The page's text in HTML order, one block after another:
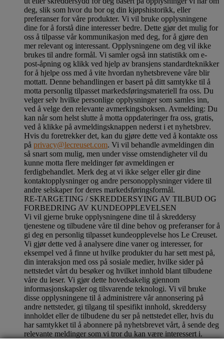
deg, slik som hvor du bor og din kjøpshistorikk, eller
preferanser for våre produkter. Vi vil bruke opplysningene
dine for å forstå dine interesser bedre. Dette gjør det mulig for
oss å tilpasse vår kommunikasjon med deg, for å gjøre den
mer relevant og interessant. Opplysningene om deg vil ikke
brukes til andre formål. Vi samler også inn statistikk om e-
post-åpning og klikk ved hjelp av bransjens standardteknikker
for å hjelpe oss med å vite hvordan nyhetsbrevene våre blir
mottatt. Denne behandlingen er basert på ditt samtykke til å
motta personlig tilpasset markedsføringsmateriell fra oss. Du
velger selv hvilke personlige opplysninger som samles inn,
ved å velge den relevante avmerkingsboksen. Avmelding: Du
kan når som helst slutte å motta oppdateringer fra oss, gratis,
ved å klikke på avmeldingsknappen nederst i et nyhetsbrev.
Hvis du foretrekker det, kan du gjøre dette ved å kontakte oss
på privacy@lecreuset.com. Vi vil behandle avmeldingen din
så snart som mulig, men under visse omstendigheter vil du
kunne motta flere meldinger før avmeldingen er
ferdigbehandlet. Merk deg at vi ikke selger eller gir dine
kontaktopplysninger og andre personopplysninger videre til
andre selskaper for deres markedsføringsformål.
RE-TARGETING / SKREDDERSYING AV TILBUD OG
FORBEDRING AV KUNDEOPPLEVELSEN
Vi vil gjerne bruke opplysningene dine til å skreddersy
tjenestene og tilbudene våre til dine behov og preferanser for å
gi deg en personlig tilpasset kundeopplevelse hos Le Creuset.
Vi gjør dette ved å analysere dine vaner og interesser, for
eksempel ved å finne ut hvilke produkter du har sett mest på,
din interaksjon med oss på sosiale medier, hvilke sider på
nettstedet vårt du besøker og hvilket innhold blant tilbudene
våre du leser. Vi gjør dette hovedsakelig gjennom
informasjonskapsler og tilsvarende teknologi. Vi vil bruke
disse opplysningene til å administrere vår annonsering på
andre nettsteder, gi tilgang til spesifikt innhold, skreddersy
innholdet eller de tilbudene du ser på nettstedet eller, hvis du
har samtykket til å abonnere på nyhetsbrevet vårt, å sende deg
relevante meldinger som vi tror du kan være interessert i.